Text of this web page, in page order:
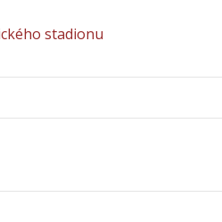
stadionu